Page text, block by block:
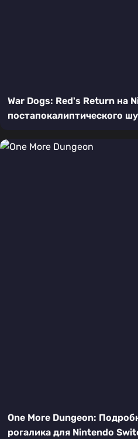
War Dogs: Red's Return на
постапокалиптического
One More Dungeon:
рогалика для Nintendo